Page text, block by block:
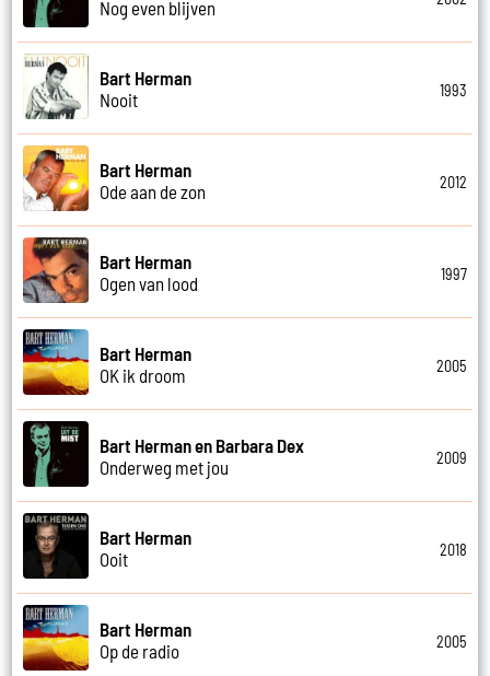
Nog even blijven
Bart Herman
Nooit
1993
Bart Herman
Ode aan de zon
2012
Bart Herman
Ogen van lood
1997
Bart Herman
OK ik droom
2005
Bart Herman en Barbara Dex
Onderweg met jou
2009
Bart Herman
Ooit
2018
Bart Herman
Op de radio
2005